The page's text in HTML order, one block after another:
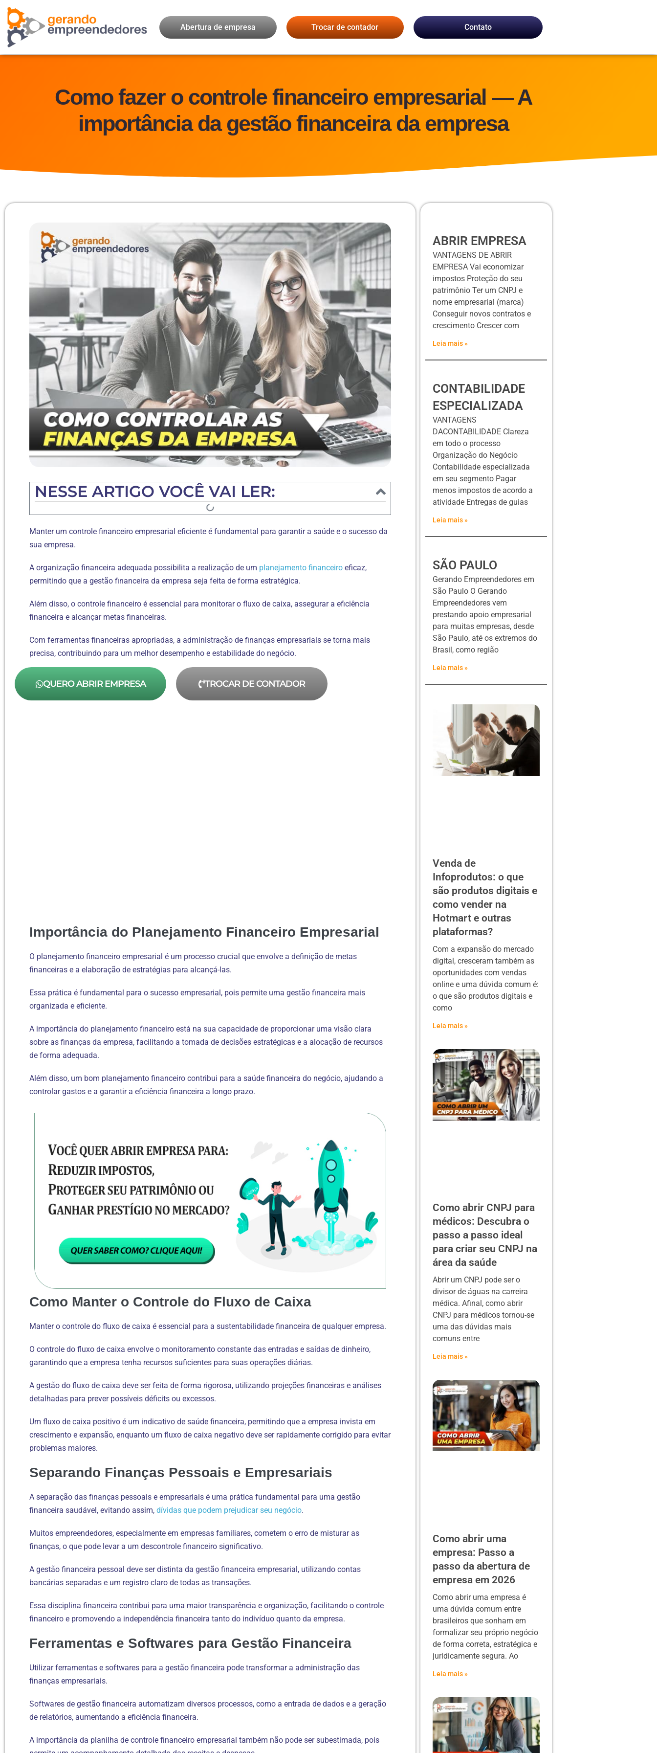
Abertura de empresa Trocar de contador Contato
Como fazer o controle financeiro empresarial — A
importância da gestão financeira da empresa
NESSE ARTIGO VOCÊ VAI LER:
Manter um controle financeiro empresarial eficiente é fundamental para garantir a saúde e o sucesso da
sua empresa.
A organização financeira adequada possibilita a realização de um planejamento financeiro eficaz,
permitindo que a gestão financeira da empresa seja feita de forma estratégica.
Além disso, o controle financeiro é essencial para monitorar o fluxo de caixa, assegurar a eficiência
financeira e alcançar metas financeiras.
Com ferramentas financeiras apropriadas, a administração de finanças empresariais se torna mais
precisa, contribuindo para um melhor desempenho e estabilidade do negócio.
QUERO ABRIR EMPRESA TROCAR DE CONTADOR
Importância do Planejamento Financeiro Empresarial
O planejamento financeiro empresarial é um processo crucial que envolve a definição de metas
financeiras e a elaboração de estratégias para alcançá-las.
Essa prática é fundamental para o sucesso empresarial, pois permite uma gestão financeira mais
organizada e eficiente.
A importância do planejamento financeiro está na sua capacidade de proporcionar uma visão clara
sobre as finanças da empresa, facilitando a tomada de decisões estratégicas e a alocação de recursos
de forma adequada.
Além disso, um bom planejamento financeiro contribui para a saúde financeira do negócio, ajudando a
controlar gastos e a garantir a eficiência financeira a longo prazo.
Como Manter o Controle do Fluxo de Caixa
Manter o controle do fluxo de caixa é essencial para a sustentabilidade financeira de qualquer empresa.
O controle do fluxo de caixa envolve o monitoramento constante das entradas e saídas de dinheiro,
garantindo que a empresa tenha recursos suficientes para suas operações diárias.
A gestão do fluxo de caixa deve ser feita de forma rigorosa, utilizando projeções financeiras e análises
detalhadas para prever possíveis déficits ou excessos.
Um fluxo de caixa positivo é um indicativo de saúde financeira, permitindo que a empresa invista em
crescimento e expansão, enquanto um fluxo de caixa negativo deve ser rapidamente corrigido para evitar
problemas maiores.
Separando Finanças Pessoais e Empresariais
A separação das finanças pessoais e empresariais é uma prática fundamental para uma gestão
financeira saudável, evitando assim, dívidas que podem prejudicar seu negócio.
Muitos empreendedores, especialmente em empresas familiares, cometem o erro de misturar as
finanças, o que pode levar a um descontrole financeiro significativo.
A gestão financeira pessoal deve ser distinta da gestão financeira empresarial, utilizando contas
bancárias separadas e um registro claro de todas as transações.
Essa disciplina financeira contribui para uma maior transparência e organização, facilitando o controle
financeiro e promovendo a independência financeira tanto do indivíduo quanto da empresa.
Ferramentas e Softwares para Gestão Financeira
Utilizar ferramentas e softwares para a gestão financeira pode transformar a administração das
finanças empresariais.
Softwares de gestão financeira automatizam diversos processos, como a entrada de dados e a geração
de relatórios, aumentando a eficiência financeira.
A importância da planilha de controle financeiro empresarial também não pode ser subestimada, pois
ABRIR EMPRESA
VANTAGENS DE ABRIR
EMPRESA Vai economizar
impostos Proteção do seu
patrimônio Ter um CNPJ e
nome empresarial (marca)
Conseguir novos contratos e
crescimento Crescer com
Leia mais »
CONTABILIDADE
ESPECIALIZADA
VANTAGENS
DACONTABILIDADE Clareza
em todo o processo
Organização do Negócio
Contabilidade especializada
em seu segmento Pagar
menos impostos de acordo a
atividade Entregas de guias
Leia mais »
SÃO PAULO
Gerando Empreendedores em
São Paulo O Gerando
Empreendedores vem
prestando apoio empresarial
para muitas empresas, desde
São Paulo, até os extremos do
Brasil, como região
Leia mais »
Venda de
Infoprodutos: o que
são produtos digitais e
como vender na
Hotmart e outras
plataformas?
Com a expansão do mercado
digital, cresceram também as
oportunidades com vendas
online e uma dúvida comum é:
o que são produtos digitais e
como
Leia mais »
Como abrir CNPJ para
médicos: Descubra o
passo a passo ideal
para criar seu CNPJ na
área da saúde
Abrir um CNPJ pode ser o
divisor de águas na carreira
médica. Afinal, como abrir
CNPJ para médicos tornou-se
uma das dúvidas mais
comuns entre
Leia mais »
Como abrir uma
empresa: Passo a
passo da abertura de
empresa em 2026
Como abrir uma empresa é
uma dúvida comum entre
brasileiros que sonham em
formalizar seu próprio negócio
de forma correta, estratégica e
juridicamente segura. Ao
Leia mais »